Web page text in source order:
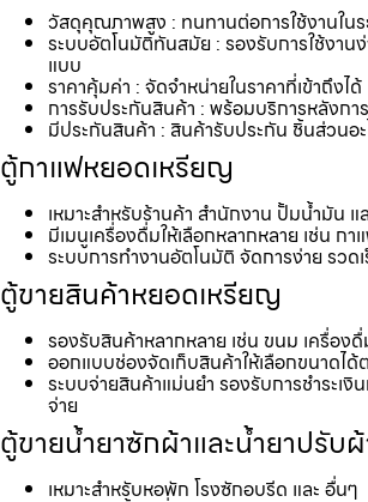
วัสดุคุณภาพสูง : ทนทานต่อการใช้งานในร
ระบบอัตโนมัติทันสมัย : รองรับการใช้งาน
แบบ
ราคาคุ้มค่า : จัดจำหน่ายในราคาที่เข้าถึงได้
การรับประกันสินค้า : พร้อมบริการหลังกา
มีประกันสินค้า : สินค้ารับประกัน ชิ้นส่วนอะ
ตู้กาแฟหยอดเหรียญ
เหมาะสำหรับร้านค้า สำนักงาน ปั้มน้ำมัน
มีเมนูเครื่องดื่มให้เลือกหลากหลาย เช่น กา
ระบบการทำงานอัตโนมัติ จัดการง่าย รวด
ตู้ขายสินค้าหยอดเหรียญ
รองรับสินค้าหลากหลาย เช่น ขนม เครื่อง
ออกแบบช่องจัดเก็บสินค้าให้เลือกขนาดได้
ระบบจ่ายสินค้าแม่นยำ รองรับการชำระเงิ
จ่าย
ตู้ขายน้ำยาซักผ้าและน้ำยาปรับ
เหมาะสำหรับหอพัก โรงซักอบรีด และ อื่นๆ